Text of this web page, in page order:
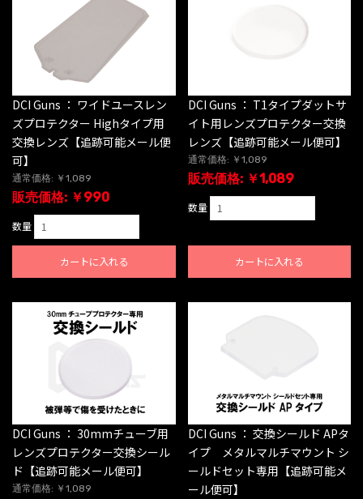
DCI Guns ： ワイドユースレン
ズプロテクター Highタイプ用
交換レンズ【追跡可能メール便
可】
通常価格: ￥1,089
販売価格: ￥990
数量
カートに入れる
DCI Guns ： T1タイプダットサ
イト用レンズプロテクター交換
レンズ【追跡可能メール便可】
通常価格: ￥1,089
販売価格: ￥1,089
数量
カートに入れる
DCI Guns ： 30mmチューブ用
レンズプロテクター交換シール
ド【追跡可能メール便可】
通常価格: ￥1,089
DCI Guns ： 交換シールド APタ
イプ メタルマルチマウント シ
ールドセット専用【追跡可能メ
ール便可】